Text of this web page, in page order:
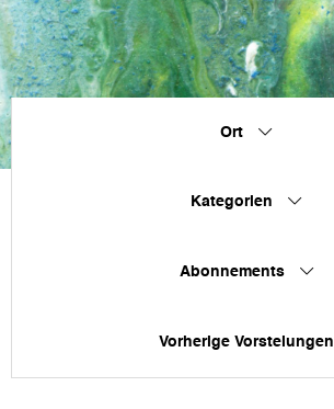
Ort
Kategorien
Abonnements
Vorherige Vorstelungen